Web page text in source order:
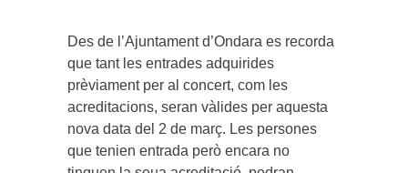
Des de l’Ajuntament d’Ondara es recorda
que tant les entrades adquirides
prèviament per al concert, com les
acreditacions, seran vàlides per aquesta
nova data del 2 de març. Les persones
que tenien entrada però encara no